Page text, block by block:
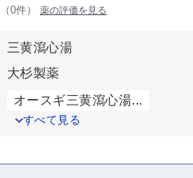
0件） 薬の評価を見る
三黄瀉心湯
大杉製薬
オースギ三黄瀉心湯...
すべて見る